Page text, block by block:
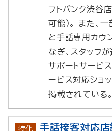
フトバンク渋谷
可能）。 また、
と手話専用カウ
なぎ、スタッフ
サポートサービ
ービス対応ショ
掲載されている。
特化
手話接客対応